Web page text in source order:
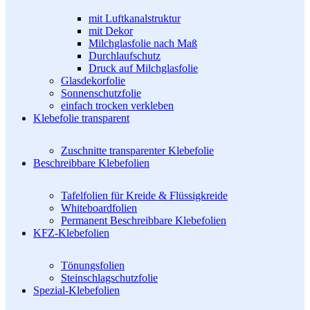
mit Luftkanalstruktur
mit Dekor
Milchglasfolie nach Maß
Durchlaufschutz
Druck auf Milchglasfolie
Glasdekorfolie
Sonnenschutzfolie
einfach trocken verkleben
Klebefolie transparent
Zuschnitte transparenter Klebefolie
Beschreibbare Klebefolien
Tafelfolien für Kreide & Flüssigkreide
Whiteboardfolien
Permanent Beschreibbare Klebefolien
KFZ-Klebefolien
Tönungsfolien
Steinschlagschutzfolie
Spezial-Klebefolien